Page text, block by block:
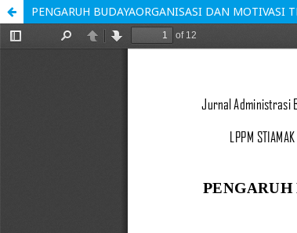
PENGARUH BUDAYAORGANISASI DAN MOTIVASI